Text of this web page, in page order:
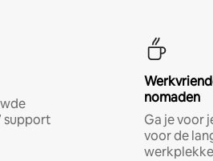
support
nomaden
Ga je voor
voor de